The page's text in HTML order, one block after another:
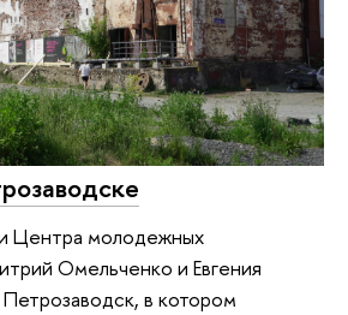
Центра молодежных
Омельченко и Евгения
в котором